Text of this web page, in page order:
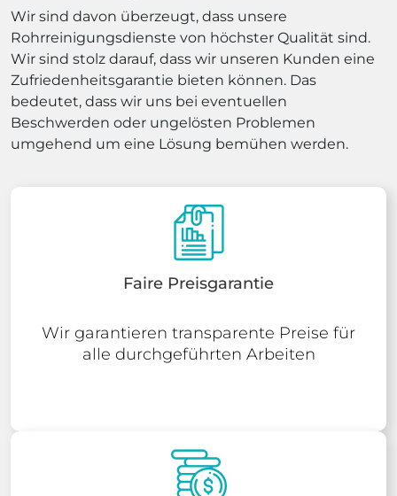
Wir sind davon überzeugt, dass unsere
Rohrreinigungsdienste von höchster Qualität sind.
Wir sind stolz darauf, dass wir unseren Kunden eine
Zufriedenheitsgarantie bieten können. Das
bedeutet, dass wir uns bei eventuellen
Beschwerden oder ungelösten Problemen
umgehend um eine Lösung bemühen werden.
Faire Preisgarantie
Wir garantieren transparente Preise für
alle durchgeführten Arbeiten